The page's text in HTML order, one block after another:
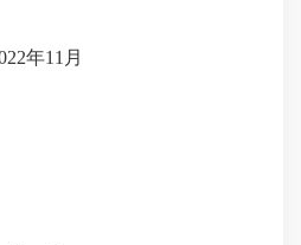
年11 月